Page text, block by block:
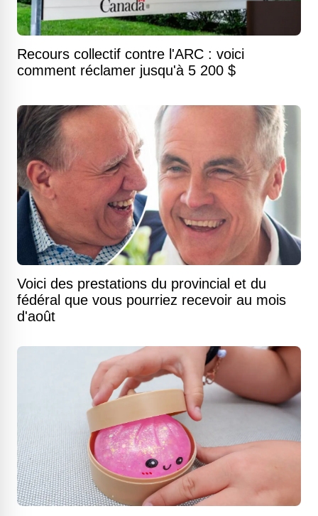
Recours collectif contre l'ARC : voici
comment réclamer jusqu'à 5 200 $
Voici des prestations du provincial et du
fédéral que vous pourriez recevoir au mois
d'août